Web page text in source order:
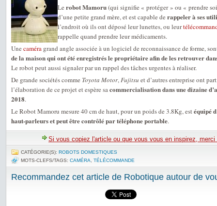
Le robot Mamoru(qui signifie « protéger » ou « prendre
d’une petite grand mère, et est capable de rappeler à ses
l’endroit où ils ont déposé leur lunettes, ou leur
rappelle quand prendre leur médicaments.
Une caméra grand angle associée à un logiciel de reconnaissance de forme,
de la maison qui ont été enregistrés le propriétaire afin de les retrouver
Le robot peut aussi signaler par un rappel des tâches urgentes à réaliser.
De grande sociétés comme Toyota Motor,Fujitsu et d’autres entreprise ont
l’élaboration de ce projet et espère sacommercialisation dans une dizaine
2018.
Le Robot Mamoru mesure 40 cm de haut, pour un poids de 3.8Kg, estéquipé
haut-parleurs et peut être contrôlé par téléphone portable.
Si vous copiez l'article ou que vous vous en inspirez,
CATÉGORIE(S): ROBOTS DOMESTIQUES
MOTS-CLEFS/TAGS: CAMÉRA TÉLÉCOMMANDE
Recommandez cet article de Robotique autour de